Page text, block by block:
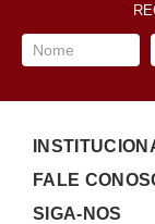
FALE
SIGA-NOS